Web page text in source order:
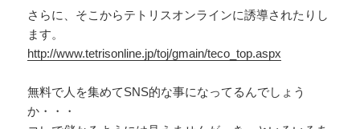
さらに、そこからテトリスオンラインに誘導されたりし
ます。
http://www.tetrisonline.jp/toj/gmain/teco_top.aspx
無料で人を集めてSNS的な事になってるんでしょう
か・・・